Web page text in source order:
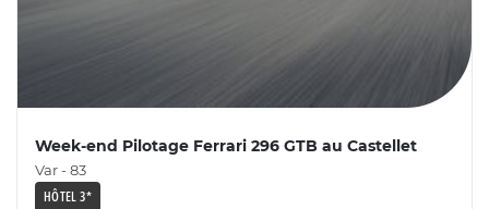
Week-end Pilotage Ferrari 296 GTB au Castellet
Var - 83
HÔTEL 3*